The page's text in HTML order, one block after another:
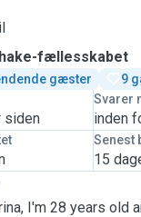
fællesskabet
gæster
9
siden
Svarer
inden
Senest
15
I'm 28 years old